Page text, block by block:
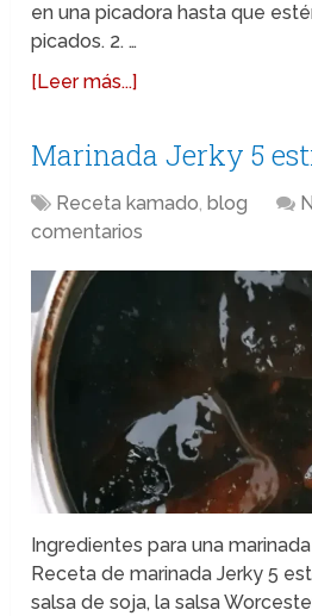
en una picadora hasta que
picados. 2. …
[Leer más...]
Marinada Jerky 5
Receta kamado, blog
comentarios
Ingredientes para una
Receta de marinada Jerky 5
salsa de soja, la salsa